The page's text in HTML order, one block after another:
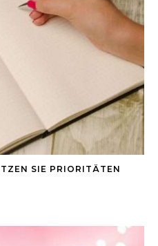
SIE PRIORITÄTEN